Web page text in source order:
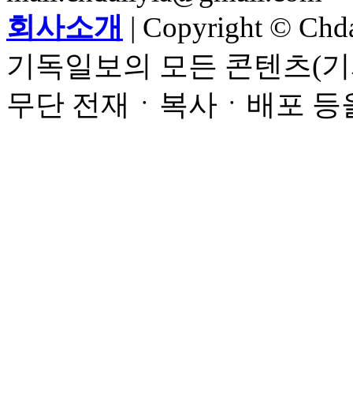
회사소개 | Copyright ©
기독일보의 모든 콘텐츠(
무단 전재ㆍ복사ㆍ배포 등